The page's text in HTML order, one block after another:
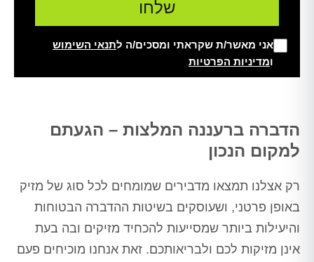
אני מאשר/ת שקראתי ומסכים/ה לתנאי השימוש
ומדיניות הפרטיות
הדברה ברעננה המלצות – הגעתם
למקום הנכון
רק אצלנו תמצאו מדבירים שמומחים לכל סוג של מזיק
באופן פרטני, ושעוסקים בשיטות ההדברה הבטוחות
והיעילות ביותר שמסייעות להכחיד מזיקים ובה בעת
אינן מזיקות לכם ולבריאותכם. זאת אנחנו מוכיחים פעם